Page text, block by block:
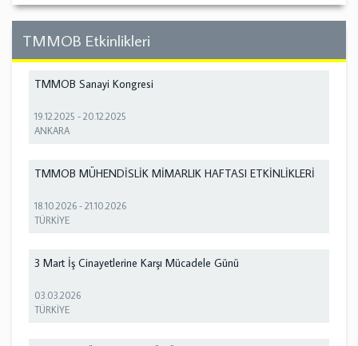
TMMOB Etkinlikleri
TMMOB Sanayi Kongresi
19.12.2025 -20.12.2025
ANKARA
TMMOB MÜHENDİSLİK MİMARLIK HAFTASI ETKİNLİKLERİ
18.10.2026 -21.10.2026
TÜRKİYE
3 Mart İş Cinayetlerine Karşı Mücadele Günü
03.03.2026
TÜRKİYE